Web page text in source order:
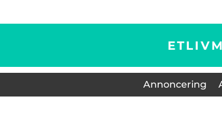
Annoncering